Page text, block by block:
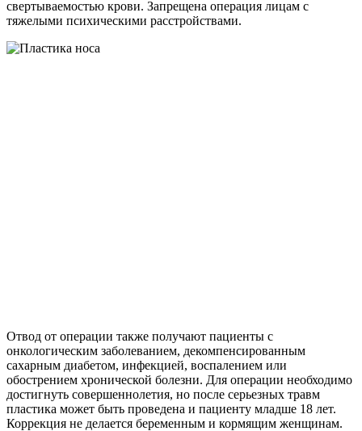
свертываемостью крови. Запрещена операция лицам с
тяжелыми психическими расстройствами.
Отвод от операции также получают пациенты с
онкологическим заболеванием, декомпенсированным
сахарным диабетом, инфекцией, воспалением или
обострением хронической болезни. Для операции необходимо
достигнуть совершеннолетия, но после серьезных травм
пластика может быть проведена и пациенту младше 18 лет.
Коррекция не делается беременным и кормящим женщинам.